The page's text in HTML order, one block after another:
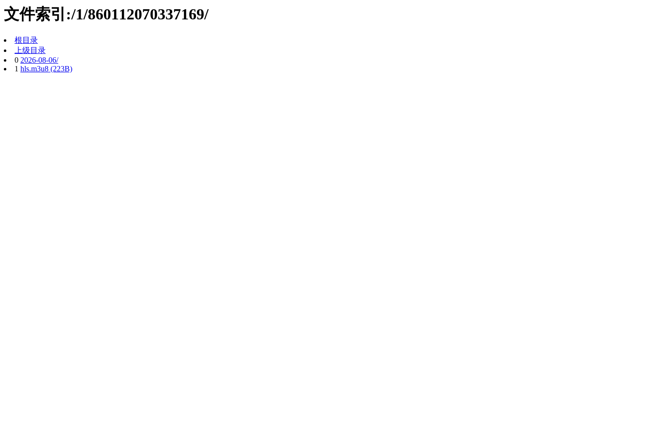
文件索引:/1/860112070337169/
根目录
上级目录
0 2026-08-06/
1 hls.m3u8 (223B)